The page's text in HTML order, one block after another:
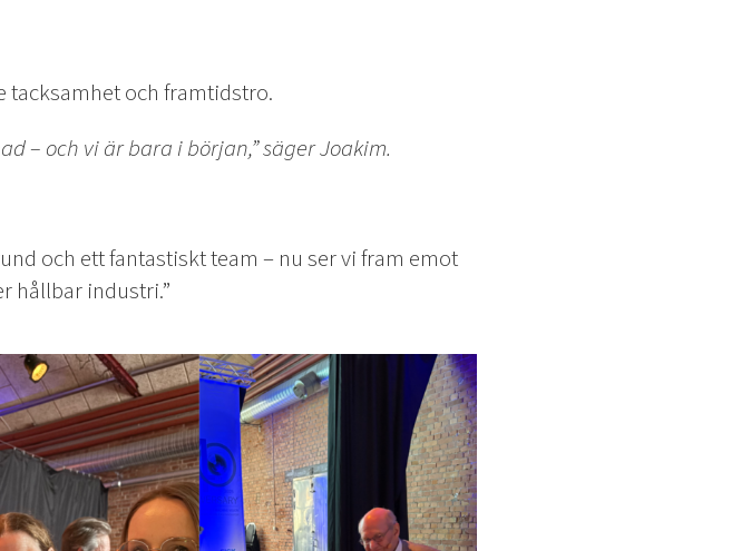
tacksamhet och framtidstro.
– och vi är bara i början,” säger Joakim.
och ett fantastiskt team – nu ser vi fram emot
hållbar industri.”